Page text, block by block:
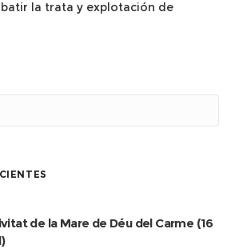
la trata y explotación de
de la Mare de Déu del Carme (16